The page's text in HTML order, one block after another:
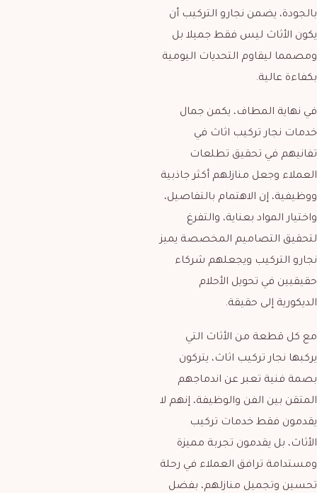
بالجودة، يضمن نجارو التركيب أن
يكون الأثاث ليس فقط جميلا بل
ومصمما ليقاوم التحديات اليومية
بكفاءة عالية.
في نهاية المطاف، يكمن جمال
خدمات نجار تركيب اثاث في
تفانيهم في تحقيق تطلعات
العملاء وجعل منازلهم أكثر جاذبية
ووظيفية، إن الاهتمام بالتفاصيل،
واختيار المواد بعناية، والتفرغ
لتحقيق التصاميم المخصصة يميز
نجارو التركيب ويجعلهم شركاء
حقيقيين في تحويل الأحلام
الديكورية إلى حقيقة.
مع كل قطعة من الأثاث التي
يركبها نجار تركيب اثاث، يتركون
بصمة فنية تعبر عن اندماجهم
المتقن بين الفن والوظيفة، إنهم لا
يقدمون فقط خدمات تركيب
الأثاث، بل يقدمون تجربة مميزة
ومستدامة ترافق العملاء في رحلة
تحسين وتجميل منازلهم، بفضل